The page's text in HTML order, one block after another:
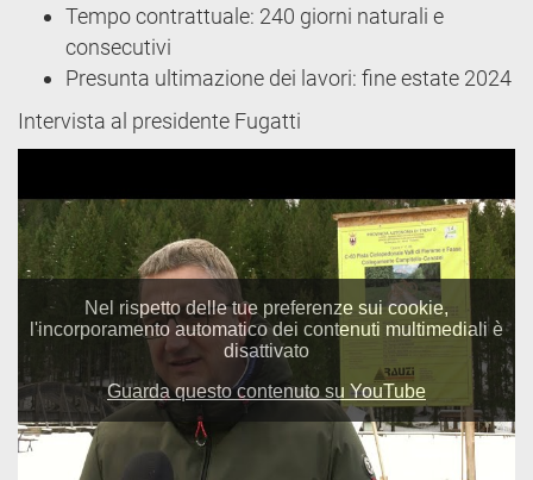
Tempo contrattuale: 240 giorni naturali e
consecutivi
Presunta ultimazione dei lavori: fine estate 2024
Intervista al presidente Fugatti